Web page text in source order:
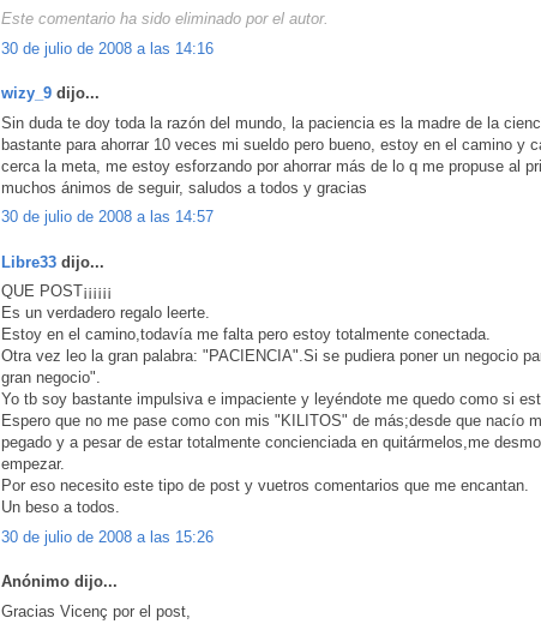
Este comentario ha sido eliminado por el autor.
30 de julio de 2008 a las 14:16
wizy_9 dijo...
Sin duda te doy toda la razón del mundo, la paciencia es la madre de la
bastante para ahorrar 10 veces mi sueldo pero bueno, estoy en el camino y
cerca la meta, me estoy esforzando por ahorrar más de lo q me propuse al
muchos ánimos de seguir, saludos a todos y gracias
30 de julio de 2008 a las 14:57
Libre33 dijo...
QUE POST¡¡¡¡¡¡
Es un verdadero regalo leerte.
Estoy en el camino,todavía me falta pero estoy totalmente conectada.
Otra vez leo la gran palabra: "PACIENCIA".Si se pudiera poner un negocio
gran negocio".
Yo tb soy bastante impulsiva e impaciente y leyéndote me quedo como si
Espero que no me pase como con mis "KILITOS" de más;desde que nacío
pegado y a pesar de estar totalmente concienciada en quitármelos,me
empezar.
Por eso necesito este tipo de post y vuetros comentarios que me encantan.
Un beso a todos.
30 de julio de 2008 a las 15:26
Anónimo dijo...
Gracias Vicenç por el post,